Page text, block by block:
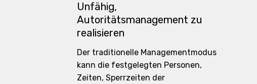
Unfähig,
Autoritätsmanagement zu
realisieren
Der traditionelle Managementmodus
kann die festgelegten Personen,
Zeiten, Sperrzeiten der